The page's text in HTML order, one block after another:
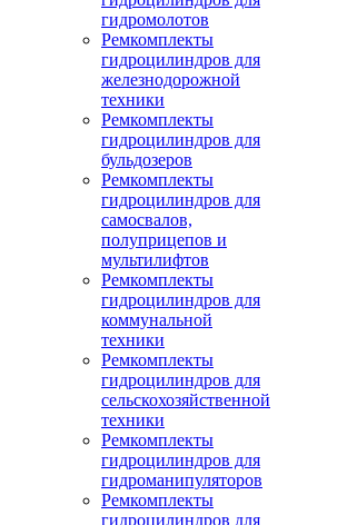
гидромолотов
Ремкомплекты
гидроцилиндров для
железнодорожной
техники
Ремкомплекты
гидроцилиндров для
бульдозеров
Ремкомплекты
гидроцилиндров для
самосвалов,
полуприцепов и
мультилифтов
Ремкомплекты
гидроцилиндров для
коммунальной
техники
Ремкомплекты
гидроцилиндров для
сельскохозяйственной
техники
Ремкомплекты
гидроцилиндров для
гидроманипуляторов
Ремкомплекты
гидроцилиндров для